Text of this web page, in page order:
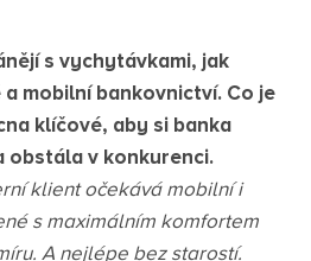
s vychytávkami, jak
mobilní bankovnictví. Co je
klíčové, aby si banka
obstála v konkurenci.
klient očekává mobilní i
s maximálním komfortem
A nejlépe bez starostí.